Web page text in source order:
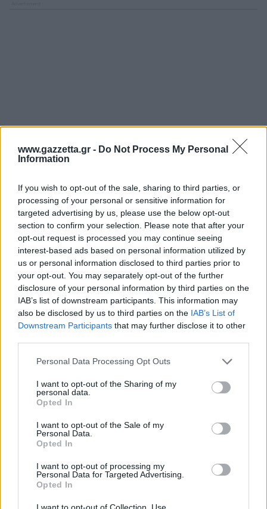
www.gazzetta.gr - Do Not Process My Personal
Information
If you wish to opt-out of the sale, sharing to third parties, or
processing of your personal or sensitive information for
targeted advertising by us, please use the below opt-out
section to confirm your selection. Please note that after your
opt-out request is processed you may continue seeing
interest-based ads based on personal information utilized by
us or personal information disclosed to third parties prior to
your opt-out. You may separately opt-out of the further
disclosure of your personal information by third parties on the
IAB’s list of downstream participants. This information may
also be disclosed by us to third parties on the IAB’s List of
Downstream Participants that may further disclose it to other
Please note that this website/app uses one or more Google
not limited to your visit or usage behaviour. You may click to
grant or deny consent to Google and its third-party tags to
use your data for below specified purposes in below Google
consent section.
Personal Data Processing Opt Outs
I want to opt-out of the Sharing of my
personal data.
Opted In
I want to opt-out of the Sale of my
Personal Data.
Opted In
I want to opt-out of processing my
Personal Data for Targeted Advertising.
Opted In
I want to opt-out of Collection, Use,
Η ανακοίνωση της Αρμάνι Μιλάνο για
Λορέντζο Μπράουν
🇮🇹L'Olimpia
comunica che nel
corso della gara di